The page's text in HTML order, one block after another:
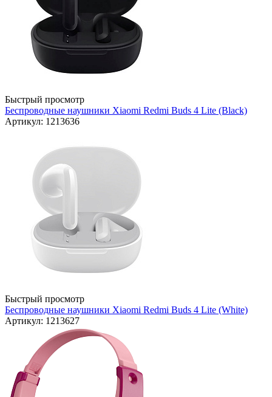
Быстрый просмотр
Беспроводные наушники Xiaomi Redmi Buds 4 Lite (Black)
Артикул: 1213636
Быстрый просмотр
Беспроводные наушники Xiaomi Redmi Buds 4 Lite (White)
Артикул: 1213627